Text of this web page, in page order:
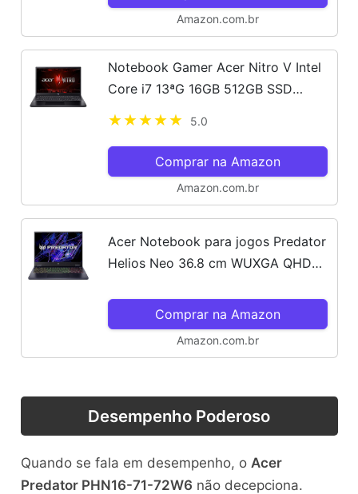
Amazon.com.br
Notebook Gamer Acer Nitro V Intel
Core i7 13ªG 16GB 512GB SSD
5.0
Comprar na Amazon
Amazon.com.br
Acer Notebook para jogos Predator
Helios Neo 36.8 cm WUXGA QHD+
4,8 Ghz), AI PC, NVIDIA GeForce
RTX 4070 8GB, 16GB DDR5...
Comprar na Amazon
Amazon.com.br
Desempenho Poderoso
Quando se fala em desempenho, o Acer
Predator PHN16-71-72W6 não decepciona.